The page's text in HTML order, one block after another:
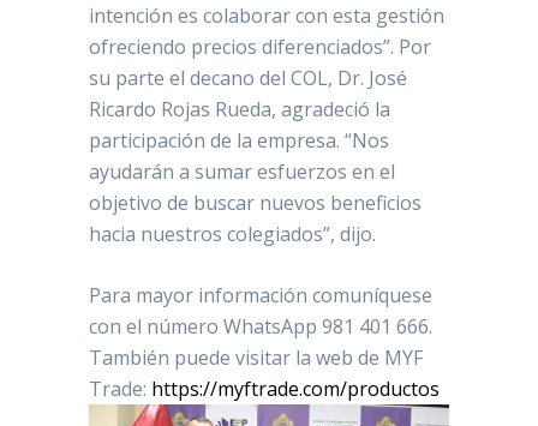
intención es colaborar con esta gestión
ofreciendo precios diferenciados”. Por
su parte el decano del COL, Dr. José
Ricardo Rojas Rueda, agradeció la
participación de la empresa. “Nos
ayudarán a sumar esfuerzos en el
objetivo de buscar nuevos beneficios
hacia nuestros colegiados”, dijo.
Para mayor información comuníquese
con el número WhatsApp 981 401 666.
También puede visitar la web de MYF
Trade: https://myftrade.com/productos